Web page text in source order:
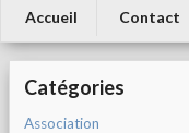
Accueil Contact
Catégories
Association